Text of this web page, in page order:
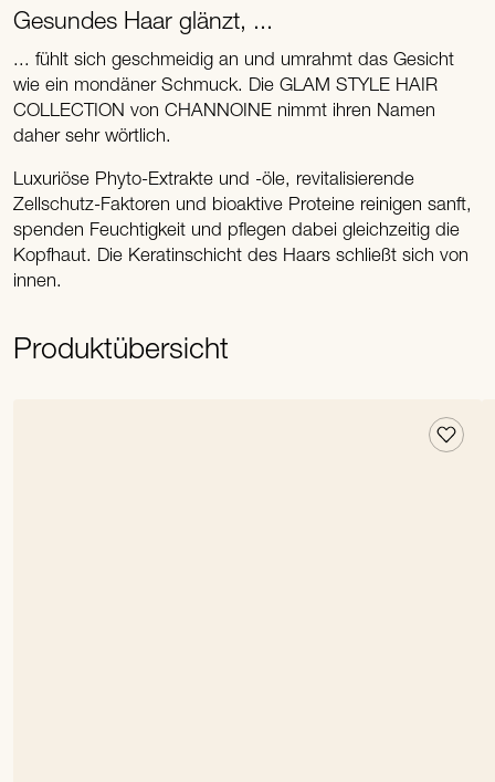
Gesundes Haar glänzt, ...
... fühlt sich geschmeidig an und umrahmt das Gesicht
wie ein mondäner Schmuck. Die GLAM STYLE HAIR
COLLECTION von CHANNOINE nimmt ihren Namen
daher sehr wörtlich.
Luxuriöse Phyto-Extrakte und -öle, revitalisierende
Zellschutz-Faktoren und bioaktive Proteine reinigen sanft,
spenden Feuchtigkeit und pflegen dabei gleichzeitig die
Kopfhaut. Die Keratinschicht des Haars schließt sich von
innen.
Produktübersicht